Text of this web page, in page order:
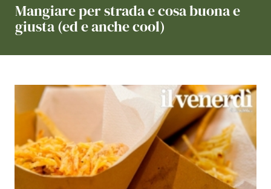
Mangiare per strada e cosa buona e
giusta (ed e anche cool)